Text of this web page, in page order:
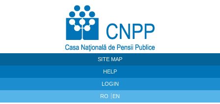
SITE MAP
HELP
LOGIN
RO EN